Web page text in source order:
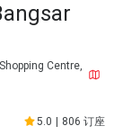
Centre,
5.0 806 订座